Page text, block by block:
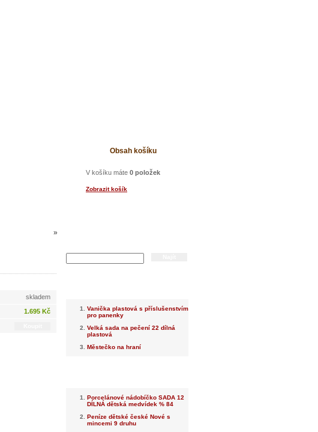
Obsah košíku
V košíku máte 0 položek
Zobrazit košík
»
skladem
1.695 Kč
Vanička plastová s příslušenstvím
pro panenky
Velká sada na pečení 22 dílná
plastová
Městečko na hraní
Porcelánové nádobíčko SADA 12
DÍLNÁ dětská medvídek % 84
Peníze dětské české Nové s
mincemi 9 druhu